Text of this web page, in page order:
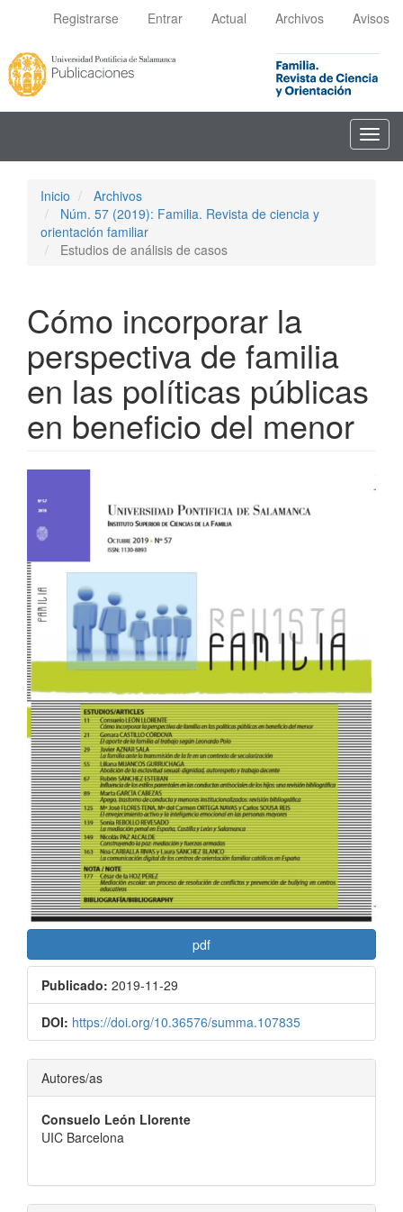
principal
principal
Barra
lateral
Registrarse Entrar Actual Archivos Avisos
Inicio
Archivos
Núm. 57 (2019): Familia. Revista de ciencia y
orientación familiar
Estudios de análisis de casos
Cómo incorporar la
perspectiva de familia
en las políticas públicas
en beneficio del menor
lateral
del
artículo
pdf
Publicado: 2019-11-29
DOI: https://doi.org/10.36576/summa.107835
Contenido
principal
del
Autores/as
Consuelo León Llorente
UIC Barcelona